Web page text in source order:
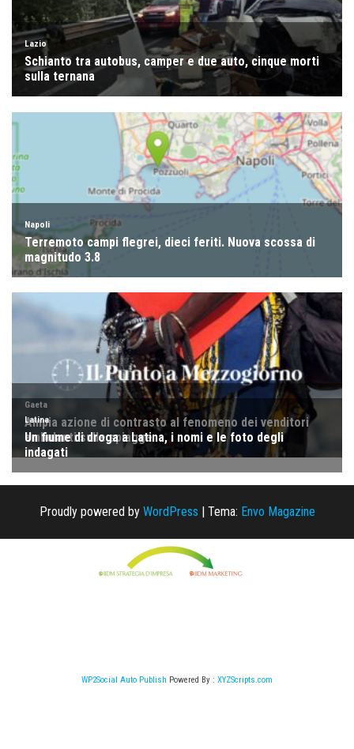
Proudly powered by WordPress | Tema: Envo Magazine
WP2Social Auto Publish Powered By : XYZScripts.com